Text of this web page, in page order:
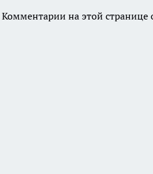
Комментарии на этой